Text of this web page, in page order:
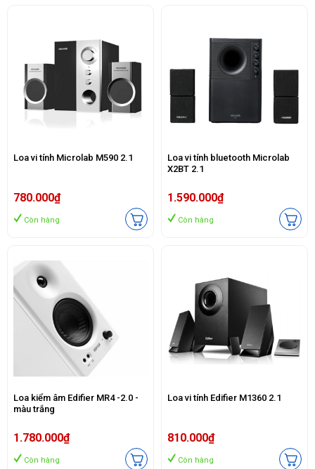
Loa vi tính Microlab M590 2.1
780.000₫
Còn hàng
Loa vi tính bluetooth Microlab
X2BT 2.1
1.590.000₫
Còn hàng
Loa kiểm âm Edifier MR4 -2.0 -
màu trắng
1.780.000₫
Còn hàng
Loa vi tính Edifier M1360 2.1
810.000₫
Còn hàng